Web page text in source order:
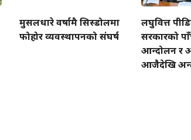
मुसलधारे वर्षामै सिस्डोलमा
फोहोर व्यवस्थापनको संघर्ष
लघुवित्त
सरकारको
आन्दोलन र
आजैदेखि